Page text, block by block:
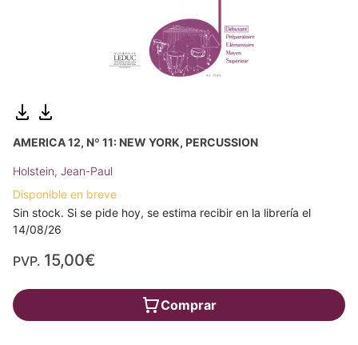
AMERICA 12, Nº 11: NEW YORK, PERCUSSION
Holstein, Jean-Paul
Disponible en breve
Sin stock. Si se pide hoy, se estima recibir en la librería el
14/08/26
PVP. 15,00€
Comprar